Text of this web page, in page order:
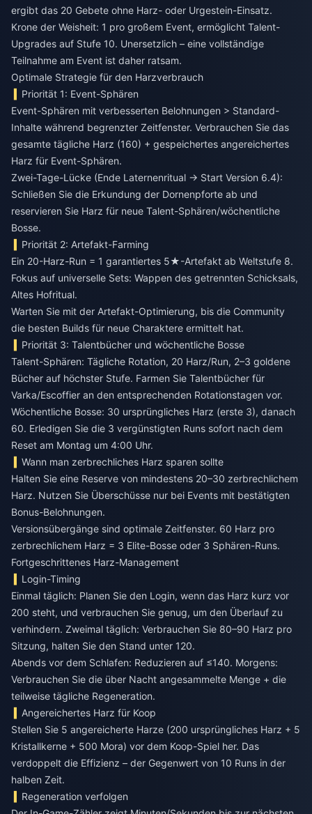
ergibt das 20 Gebete ohne Harz- oder Urgestein-Einsatz.
Krone der Weisheit: 1 pro großem Event, ermöglicht Talent-
Upgrades auf Stufe 10. Unersetzlich – eine vollständige
Teilnahme am Event ist daher ratsam.
Optimale Strategie für den Harzverbrauch
Priorität 1: Event-Sphären
Event-Sphären mit verbesserten Belohnungen > Standard-
Inhalte während begrenzter Zeitfenster. Verbrauchen Sie das
gesamte tägliche Harz (160) + gespeichertes angereichertes
Harz für Event-Sphären.
Zwei-Tage-Lücke (Ende Laternenritual → Start Version 6.4):
Schließen Sie die Erkundung der Dornenpforte ab und
reservieren Sie Harz für neue Talent-Sphären/wöchentliche
Bosse.
Priorität 2: Artefakt-Farming
Ein 20-Harz-Run = 1 garantiertes 5★-Artefakt ab Weltstufe 8.
Fokus auf universelle Sets: Wappen des getrennten Schicksals,
Altes Hofritual.
Warten Sie mit der Artefakt-Optimierung, bis die Community
die besten Builds für neue Charaktere ermittelt hat.
Priorität 3: Talentbücher und wöchentliche Bosse
Talent-Sphären: Tägliche Rotation, 20 Harz/Run, 2–3 goldene
Bücher auf höchster Stufe. Farmen Sie Talentbücher für
Varka/Escoffier an den entsprechenden Rotationstagen vor.
Wöchentliche Bosse: 30 ursprüngliches Harz (erste 3), danach
60. Erledigen Sie die 3 vergünstigten Runs sofort nach dem
Reset am Montag um 4:00 Uhr.
Wann man zerbrechliches Harz sparen sollte
Halten Sie eine Reserve von mindestens 20–30 zerbrechlichem
Harz. Nutzen Sie Überschüsse nur bei Events mit bestätigten
Bonus-Belohnungen.
Versionsübergänge sind optimale Zeitfenster. 60 Harz pro
zerbrechlichem Harz = 3 Elite-Bosse oder 3 Sphären-Runs.
Fortgeschrittenes Harz-Management
Login-Timing
Einmal täglich: Planen Sie den Login, wenn das Harz kurz vor
200 steht, und verbrauchen Sie genug, um den Überlauf zu
verhindern. Zweimal täglich: Verbrauchen Sie 80–90 Harz pro
Sitzung, halten Sie den Stand unter 120.
Abends vor dem Schlafen: Reduzieren auf ≤140. Morgens:
Verbrauchen Sie die über Nacht angesammelte Menge + die
teilweise tägliche Regeneration.
Angereichertes Harz für Koop
Stellen Sie 5 angereicherte Harze (200 ursprüngliches Harz + 5
Kristallkerne + 500 Mora) vor dem Koop-Spiel her. Das
verdoppelt die Effizienz – der Gegenwert von 10 Runs in der
halben Zeit.
Regeneration verfolgen